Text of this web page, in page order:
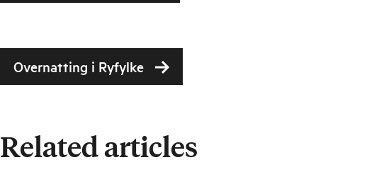
Overnatting i Ryfylke
Related articles